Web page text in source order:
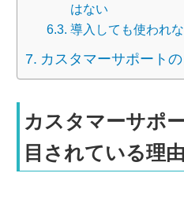
はない
導入しても使われ
カスタマーサポート
カスタマーサポ
目されている理由